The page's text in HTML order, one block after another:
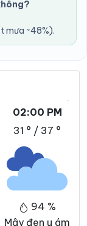
mưa ~48%).
02:00 PM
31 ° / 37 °
94 %
Mây đen u ám